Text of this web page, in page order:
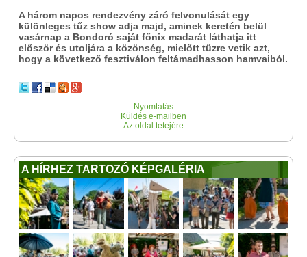
A három napos rendezvény záró felvonulását egy
különleges tűz show adja majd, aminek keretén belül
vasárnap a Bondoró saját főnix madarát láthatja itt
először és utoljára a közönség, mielőtt tűzre vetik azt,
hogy a következő fesztiválon feltámadhasson hamvaiból.
Nyomtatás
Küldés e-mailben
Az oldal tetejére
A HÍRHEZ TARTOZÓ KÉPGALÉRIA